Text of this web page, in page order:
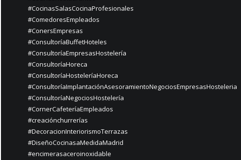
#CocinasSalasCocinaProfesionales
#ComedoresEmpleados
#ConersEmpresas
#ConsultoríaBuffetHoteles
#ConsultoríaEmpresasHostelería
#ConsultoríaHoreca
#ConsultoríaHosteleríaHoreca
#ConsultoríaImplantaciónAsesoramientoNegociosEmpresasHosteleria
#ConsultoríaNegociosHostelería
#CornerCafeteríaEmpleados
#creaciónchurrerías
#DecoracionInteriorismoTerrazas
#DiseñoCocinasaMedidaMadrid
#encimerasaceroinoxidable